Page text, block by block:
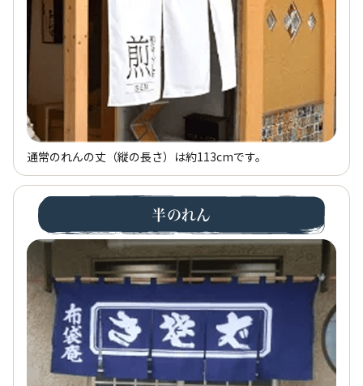
通常のれんの丈（縦の長さ）は約113cmです。
半のれん